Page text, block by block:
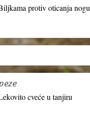
protiv oticanja nogu
cveće u tanjiru